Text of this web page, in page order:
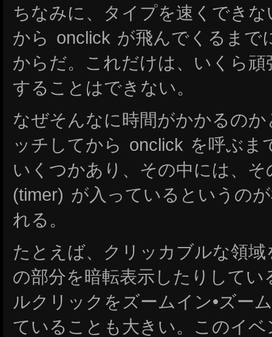
ちなみに、タイプを速くでき
から onclick が飛んでくるまで
からだ。これだけは、いくら
することはできない。
なぜそんなに時間がかかるの
ッチしてから onclick を呼ぶま
いくつかあり、その中には、
(timer) が入っているというの
れる。
たとえば、クリッカブルな領
の部分を暗転表示したりして
ルクリックをズームイン•ズー
ていることも大きい。このイ